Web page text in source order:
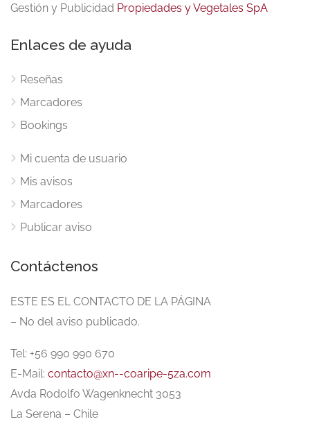
Gestión y Publicidad Propiedades y Vegetales SpA
Enlaces de ayuda
Reseñas
Marcadores
Bookings
Mi cuenta de usuario
Mis avisos
Marcadores
Publicar aviso
Contáctenos
ESTE ES EL CONTACTO DE LA PÁGINA
– No del aviso publicado.
Tel: +56 990 990 670
E-Mail: contacto@xn--coaripe-5za.com
Avda Rodolfo Wagenknecht 3053
La Serena – Chile